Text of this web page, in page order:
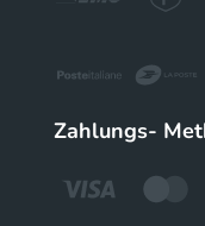
Zahlungs-